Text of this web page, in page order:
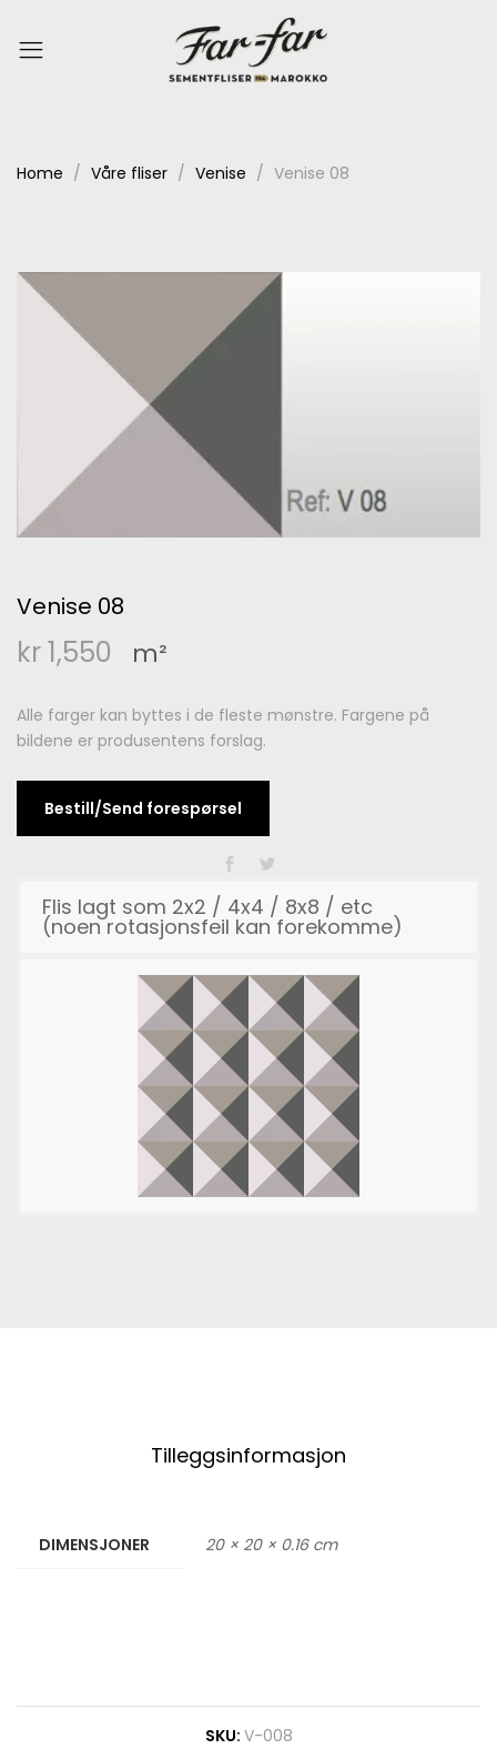
Home Våre fliser Venise Venise 08
Venise 08
kr1,550 m²
Alle farger kan byttes i de fleste mønstre. Fargene på
bildene er produsentens forslag.
Bestill/Send forespørsel
Flis lagt som 2x2 / 4x4 / 8x8 / etc
(noen rotasjonsfeil kan forekomme)
Tilleggsinformasjon
DIMENSJONER 20 × 20 × 0.16 cm
SKU: V-008